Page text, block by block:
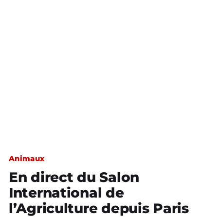
Animaux
En direct du Salon
International de
l’Agriculture depuis Paris